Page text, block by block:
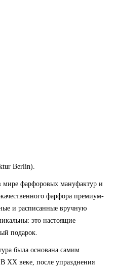
Berlin).
мире фарфоровых мануфактур и
фарфора премиум-
и расписанные вручную
это настоящие
подарок.
была основана самим
ХХ веке, после упразднения